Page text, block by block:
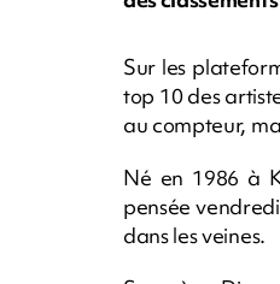
Sur les
top 10 des
au compteur,
Né en 1986 à
pensée
dans les veines.